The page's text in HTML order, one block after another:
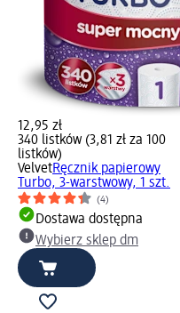
12,95 zł
340 listków (3,81 zł za 100
listków)
VelvetRęcznik papierowy
Turbo, 3-warstwowy, 1 szt.
(4)
Dostawa dostępna
Wybierz sklep dm